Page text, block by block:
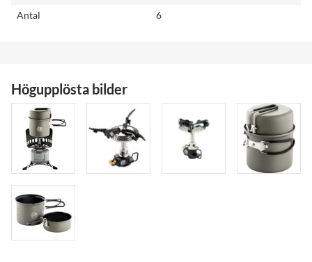
Antal
6
Högupplösta bilder